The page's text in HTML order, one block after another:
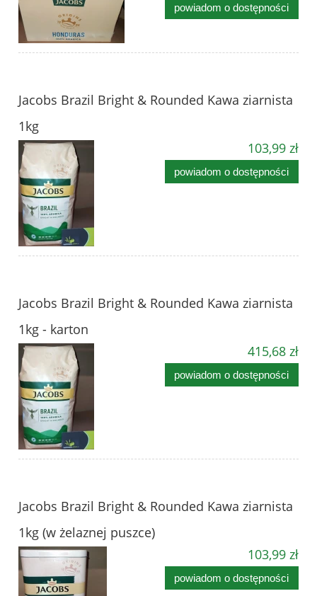
powiadom o dostępności
Jacobs Brazil Bright & Rounded Kawa ziarnista
1kg
103,99 zł
powiadom o dostępności
Jacobs Brazil Bright & Rounded Kawa ziarnista
1kg - karton
415,68 zł
powiadom o dostępności
Jacobs Brazil Bright & Rounded Kawa ziarnista
1kg (w żelaznej puszce)
103,99 zł
powiadom o dostępności